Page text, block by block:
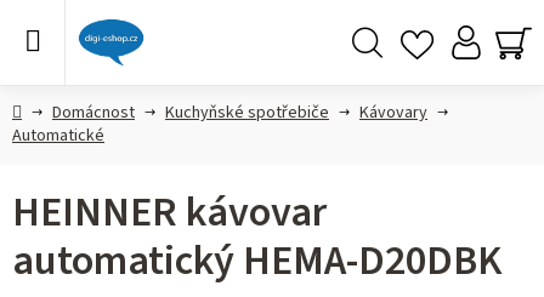
DomůDomácnost Kuchyňské spotřebiče
Kávovary
Automatické
HEINNER kávovar
automatický HEMA-D20DBK